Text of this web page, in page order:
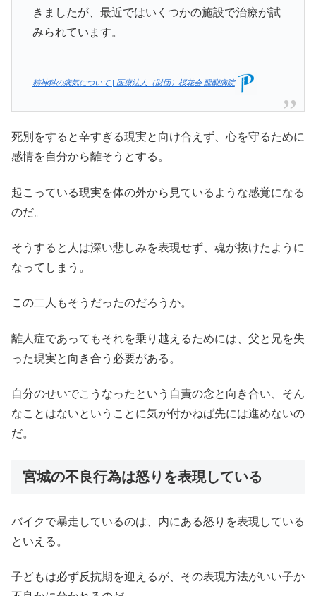
きましたが、最近ではいくつかの施設で治療が試
みられています。
精神科の病気について | 医療法人（財団）桜花会 醍醐病院
死別をすると辛すぎる現実と向け合えず、心を守るために
感情を自分から離そうとする。
起こっている現実を体の外から見ているような感覚になる
のだ。
そうすると人は深い悲しみを表現せず、魂が抜けたように
なってしまう。
この二人もそうだったのだろうか。
離人症であってもそれを乗り越えるためには、父と兄を失
った現実と向き合う必要がある。
自分のせいでこうなったという自責の念と向き合い、そん
なことはないということに気が付かねば先には進めないの
だ。
宮城の不良行為は怒りを表現している
バイクで暴走しているのは、内にある怒りを表現している
といえる。
子どもは必ず反抗期を迎えるが、その表現方法がいい子か